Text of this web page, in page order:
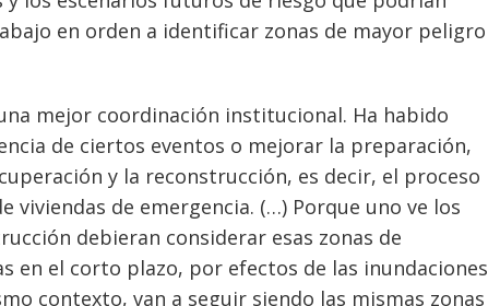
en orden a identificar zonas de mayor peligro
mejor coordinación institucional. Ha habido
de ciertos eventos o mejorar la preparación,
y la reconstrucción, es decir, el proceso
viviendas de emergencia. (…) Porque uno ve los
debieran considerar esas zonas de
en el corto plazo, por efectos de las inundaciones
contexto, van a seguir siendo las mismas zonas